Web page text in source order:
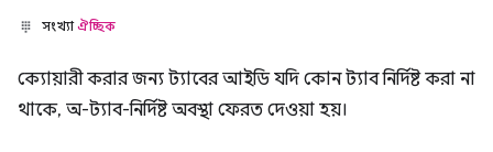
সংখ্যাঐচ্ছিক
ক্যোয়ারী করার জন্য ট্যাবের আইডি যদি কোন ট্যাব নির্দিষ্ট করা না
থাকে, অ-ট্যাব-নির্দিষ্ট অবস্থা ফেরত দেওয়া হয়।